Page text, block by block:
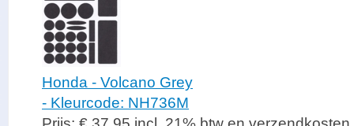
Honda - Volcano Grey
- Kleurcode: NH736M